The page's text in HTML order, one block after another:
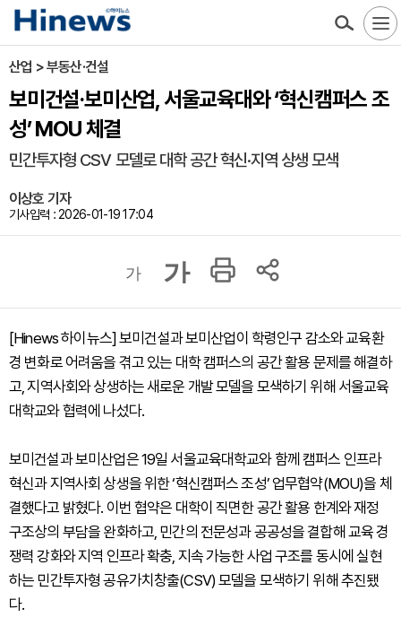
산업 > 부동산·건설
보미건설·보미산업, 서울교육대와 ‘혁신캠퍼스 조
성’ MOU 체결
민간투자형 CSV 모델로 대학 공간 혁신·지역 상생 모색
이상호 기자
기사입력 : 2026-01-19 17:04
가 가
[Hinews 하이뉴스] 보미건설과 보미산업이 학령인구 감소와 교육환
경 변화로 어려움을 겪고 있는 대학 캠퍼스의 공간 활용 문제를 해결하
고, 지역사회와 상생하는 새로운 개발 모델을 모색하기 위해 서울교육
대학교와 협력에 나섰다.
보미건설과 보미산업은 19일 서울교육대학교와 함께 캠퍼스 인프라
혁신과 지역사회 상생을 위한 ‘혁신캠퍼스 조성’ 업무협약(MOU)을 체
결했다고 밝혔다. 이번 협약은 대학이 직면한 공간 활용 한계와 재정
구조상의 부담을 완화하고, 민간의 전문성과 공공성을 결합해 교육 경
쟁력 강화와 지역 인프라 확충, 지속 가능한 사업 구조를 동시에 실현
하는 민간투자형 공유가치창출(CSV) 모델을 모색하기 위해 추진됐
다.